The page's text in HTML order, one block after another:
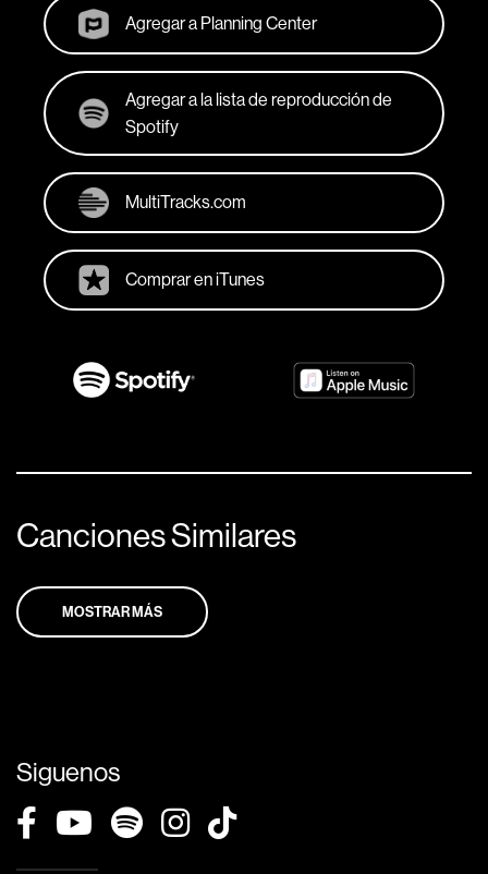
Agregar a Planning Center
Agregar a la lista de reproducción de
Spotify
MultiTracks.com
Comprar en iTunes
Canciones Similares
MOSTRAR MÁS
Siguenos